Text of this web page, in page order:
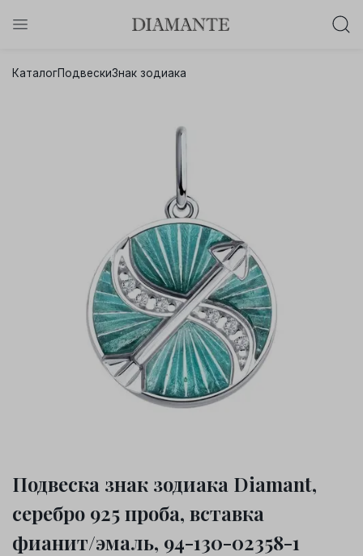
Осталось:
Хочу!
КаталогПодвескиЗнак зодиака
Подвеска знак зодиака Diamant,
серебро 925 проба, вставка
фианит/эмаль, 94-130-02358-1